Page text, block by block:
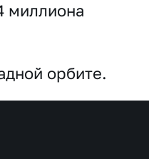
миллиона
орбите.